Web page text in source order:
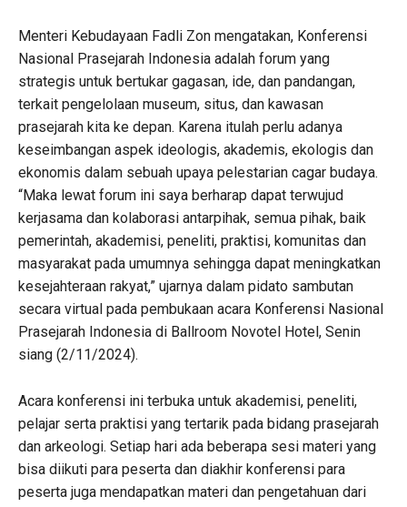
Menteri Kebudayaan Fadli Zon mengatakan, Konferensi
Nasional Prasejarah Indonesia adalah forum yang
strategis untuk bertukar gagasan, ide, dan pandangan,
terkait pengelolaan museum, situs, dan kawasan
prasejarah kita ke depan. Karena itulah perlu adanya
keseimbangan aspek ideologis, akademis, ekologis dan
ekonomis dalam sebuah upaya pelestarian cagar budaya.
“Maka lewat forum ini saya berharap dapat terwujud
kerjasama dan kolaborasi antarpihak, semua pihak, baik
pemerintah, akademisi, peneliti, praktisi, komunitas dan
masyarakat pada umumnya sehingga dapat meningkatkan
kesejahteraan rakyat,” ujarnya dalam pidato sambutan
secara virtual pada pembukaan acara Konferensi Nasional
Prasejarah Indonesia di Ballroom Novotel Hotel, Senin
siang (2/11/2024).
Acara konferensi ini terbuka untuk akademisi, peneliti,
pelajar serta praktisi yang tertarik pada bidang prasejarah
dan arkeologi. Setiap hari ada beberapa sesi materi yang
bisa diikuti para peserta dan diakhir konferensi para
peserta juga mendapatkan materi dan pengetahuan dari